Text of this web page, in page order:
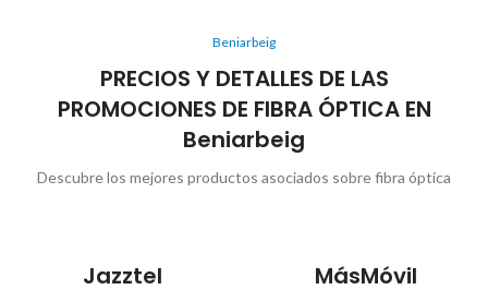
Beniarbeig
PRECIOS Y DETALLES DE LAS
PROMOCIONES DE FIBRA ÓPTICA EN
Beniarbeig
Descubre los mejores productos asociados sobre fibra óptica
Jazztel MásMóvil